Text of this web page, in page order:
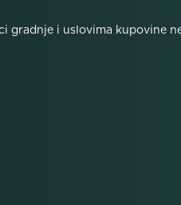
gradnje i uslovima kupovine